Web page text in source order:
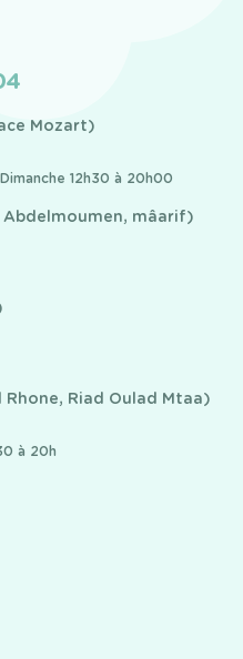
Mozart)
12h30 à 20h00
mâarif)
Riad Oulad Mtaa)
à 20h